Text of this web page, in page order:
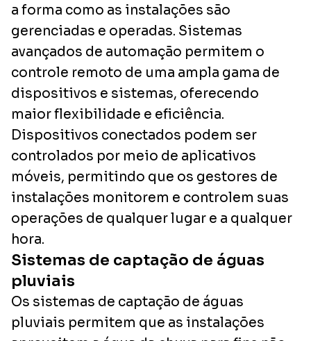
a forma como as instalações são
gerenciadas e operadas. Sistemas
avançados de automação permitem o
controle remoto de uma ampla gama de
dispositivos e sistemas, oferecendo
maior flexibilidade e eficiência.
Dispositivos conectados podem ser
controlados por meio de aplicativos
móveis, permitindo que os gestores de
instalações monitorem e controlem suas
operações de qualquer lugar e a qualquer
hora.
Sistemas de captação de águas
pluviais
Os sistemas de captação de águas
pluviais permitem que as instalações